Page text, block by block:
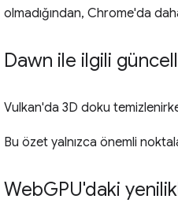
olmadığından, Chrome'da
Dawn ile ilgili
Vulkan'da 3D doku
Bu özet yalnızca önemli
WebGPU'daki